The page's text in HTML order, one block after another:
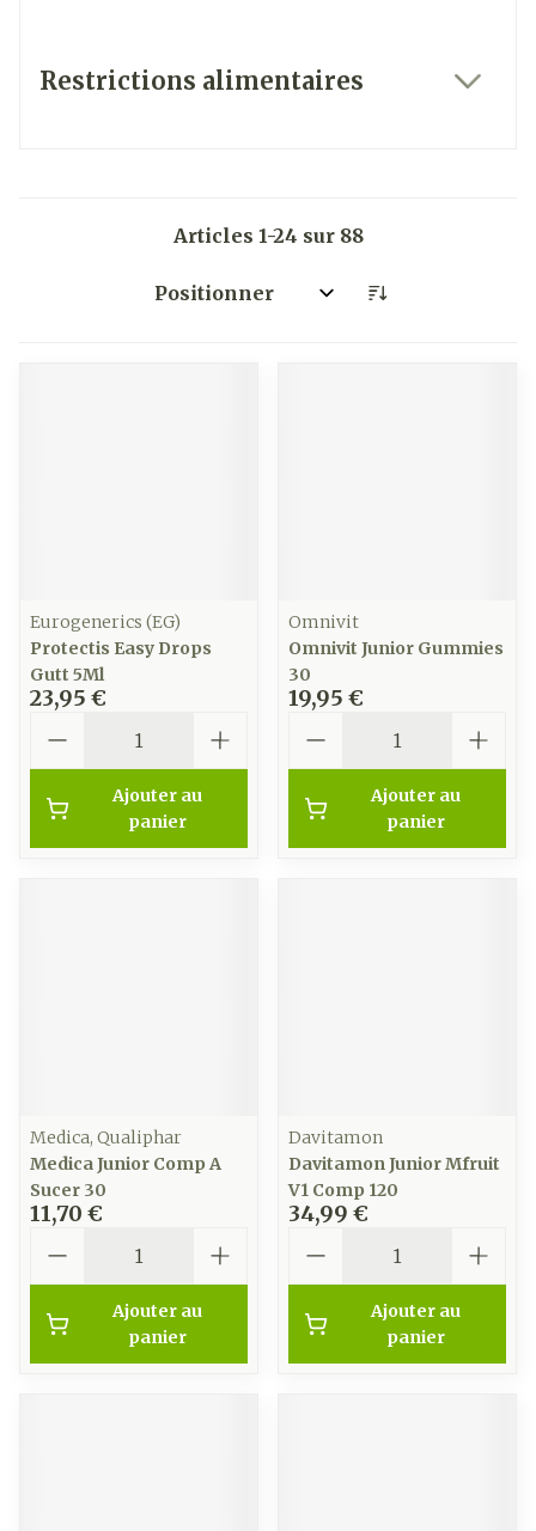
Restrictions alimentaires
Articles 1-24 sur 88
Trier par:
Eurogenerics (EG)
Protectis Easy Drops
Gutt 5Ml
23,95 €
Ajouter au
panier
Omnivit
Omnivit Junior Gummies
30
19,95 €
Ajouter au
panier
Medica, Qualiphar
Medica Junior Comp A
Sucer 30
11,70 €
Ajouter au
panier
Davitamon
Davitamon Junior Mfruit
V1 Comp 120
34,99 €
Ajouter au
panier